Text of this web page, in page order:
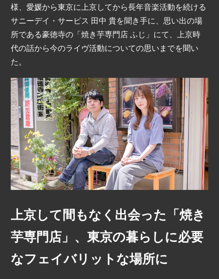
様、愛媛から東京に上京してから長年音楽活動を続ける
サニーデイ・サービス 田中 貴を聞き手に、思い出の場
所である豪徳寺の「焼き芋専門店 ふじ」にて、上京時
代の話から今のライヴ活動についての思いまでを聞い
た。
上京して間もなく出会った「焼き
芋専門店」、東京の暮らしに必要
なフェイバリットな場所に